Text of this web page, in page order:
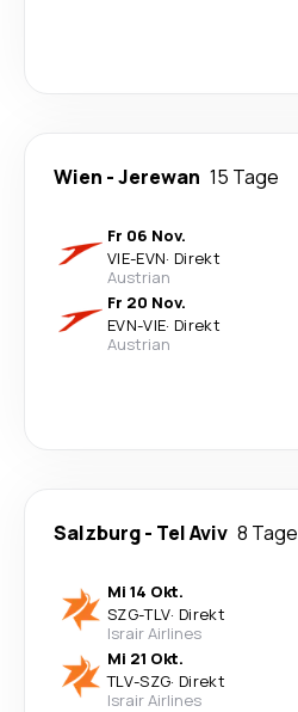
Wien -Jerewan 15 Tage
Fr 06 Nov.
VIE-EVN· Direkt
Austrian
Fr 20 Nov.
EVN-VIE· Direkt
Austrian
Salzburg- Tel Aviv 8 Tage
Mi 14 Okt.
SZG-TLV· Direkt
Israir Airlines
Mi 21 Okt.
TLV-SZG· Direkt
Israir Airlines